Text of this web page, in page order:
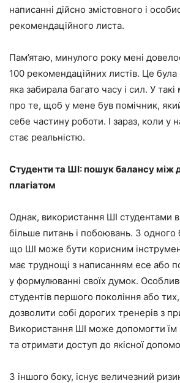
написанні дійсно змістовного і
рекомендаційного листа.
Пам’ятаю, минулого року мені
100 рекомендаційних листів. Це
яка забирала багато часу і сил. У
про те, щоб у мене був помічник,
себе частину роботи. І зараз, коли у
стає реальністю.
Студенти та ШІ: пошук балансу між
плагіатом
Однак, використання ШІ студентами
більше питань і побоювань. З одного
що ШІ може бути корисним
має труднощі з написанням есе або
у формулюванні своїх думок.
студентів першого покоління або
дозволити собі дорогих тренерів з
Використання ШІ може допомогти їм
та отримати доступ до якісної
З іншого боку, існує величезний